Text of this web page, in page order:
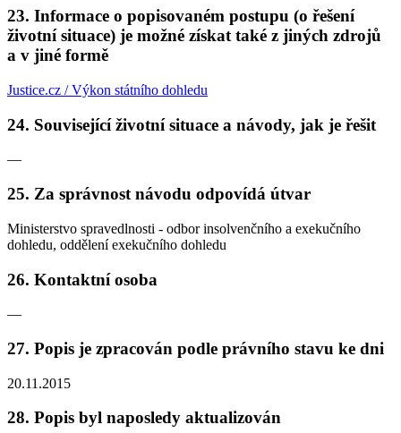
23. Informace o popisovaném postupu (o řešení
životní situace) je možné získat také z jiných zdrojů
a v jiné formě
Justice.cz / Výkon státního dohledu
24. Související životní situace a návody, jak je řešit
—
25. Za správnost návodu odpovídá útvar
Ministerstvo spravedlnosti - odbor insolvenčního a exekučního
dohledu, oddělení exekučního dohledu
26. Kontaktní osoba
—
27. Popis je zpracován podle právního stavu ke dni
20.11.2015
28. Popis byl naposledy aktualizován